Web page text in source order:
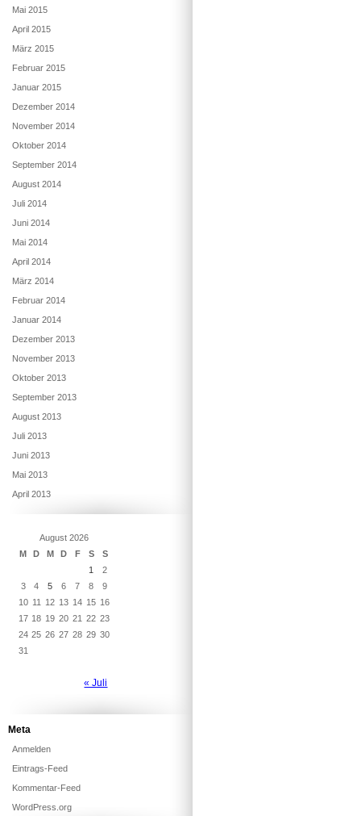
Mai 2015
April 2015
März 2015
Februar 2015
Januar 2015
Dezember 2014
November 2014
Oktober 2014
September 2014
August 2014
Juli 2014
Juni 2014
Mai 2014
April 2014
März 2014
Februar 2014
Januar 2014
Dezember 2013
November 2013
Oktober 2013
September 2013
August 2013
Juli 2013
Juni 2013
Mai 2013
April 2013
August 2026
M
D M D F S
S
1
2
3
4 5 6 7 8
9
10 11 12 13 14 15 16
17 18 19 20 21 22 23
24 25 26 27 28 29 30
31
« Juli
Meta
Anmelden
Eintrags-Feed
Kommentar-Feed
WordPress.org